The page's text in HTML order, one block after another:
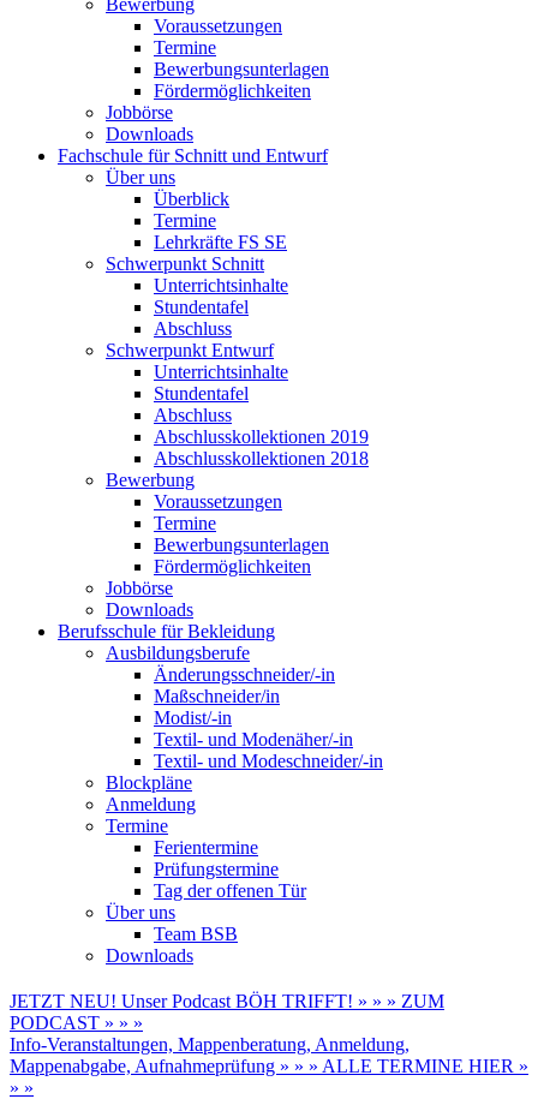
Bewerbung
Voraussetzungen
Termine
Bewerbungsunterlagen
Fördermöglichkeiten
Jobbörse
Downloads
Fachschule für Schnitt und Entwurf
Über uns
Überblick
Termine
Lehrkräfte FS SE
Schwerpunkt Schnitt
Unterrichtsinhalte
Stundentafel
Abschluss
Schwerpunkt Entwurf
Unterrichtsinhalte
Stundentafel
Abschluss
Abschlusskollektionen 2019
Abschlusskollektionen 2018
Bewerbung
Voraussetzungen
Termine
Bewerbungsunterlagen
Fördermöglichkeiten
Jobbörse
Downloads
Berufsschule für Bekleidung
Ausbildungsberufe
Änderungsschneider/-in
Maßschneider/in
Modist/-in
Textil- und Modenäher/-in
Textil- und Modeschneider/-in
Blockpläne
Anmeldung
Termine
Ferientermine
Prüfungstermine
Tag der offenen Tür
Über uns
Team BSB
Downloads
JETZT NEU! Unser Podcast BÖH TRIFFT! » » » ZUM
PODCAST » » »
Info-Veranstaltungen, Mappenberatung, Anmeldung,
Mappenabgabe, Aufnahmeprüfung » » » ALLE TERMINE HIER »
» »